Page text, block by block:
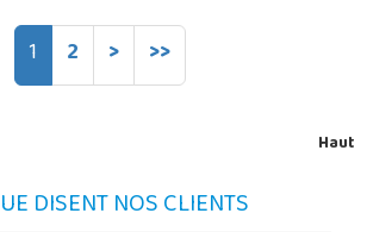
1 2 > >>
Haut
DISENT NOS CLIENTS